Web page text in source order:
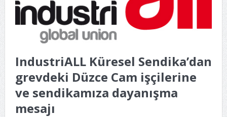
IndustriALL Küresel Sendika’dan
grevdeki Düzce Cam işçilerine
ve sendikamıza dayanışma
mesajı